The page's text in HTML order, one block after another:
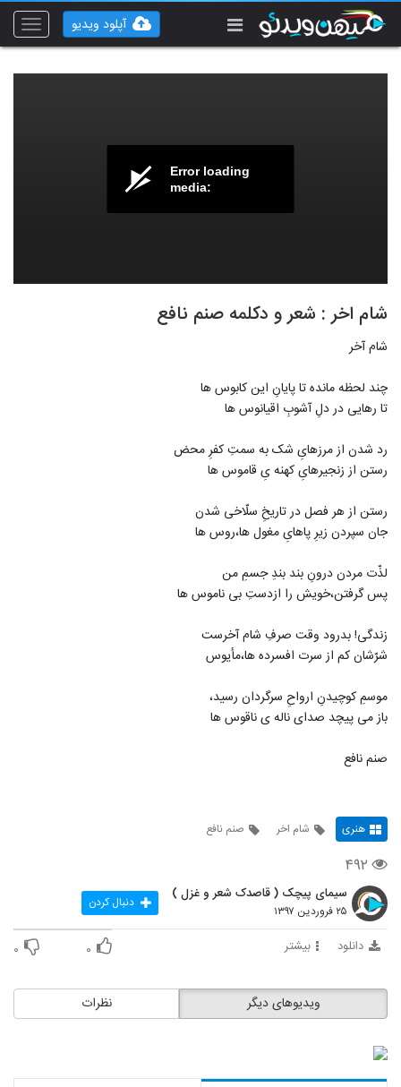
Toggle
آپلود ویدیو
Error loading
media:
شام اخر : شعر و دکلمه صنم نافع
شام آخر
چند لحظه مانده تا پایانِ این کابوس ها
تا رهایی در دلِ آشوبِ اقیانوس ها
رد شدن از مرزهایِ شک به سمتِ کفرِ محض
رستن از زنجیرهایِ کهنه یِ قاموس ها
رستن از هر فصل در تاریخِ سلّاخی شدن
جان سپردن زیرِ پاهایِ مغول ها،روس ها
لذّت مردن درونِ بند بندِ جسمِ من
پس گرفتن،خویش را ازدستِ بی ناموس ها
زندگی! بدرود وقت صرفِ شام آخرست
شرّشان کم از سرت افسرده ها،مأیوس
موسمِ کوچیدنِ ارواحِ سرگردان رسید،
باز می پيچد صدای ناله ی ناقوس ها
صنم نافع
هنری شام اخر صنم نافع
۴۹۲
سیمای پیچک ( قاصدک شعر و غزل )
۲۵ فروردین ۱۳۹۷ دنبال کردن
دانلود بیشتر ۰ ۰
نظرات ویدیوهای دیگر